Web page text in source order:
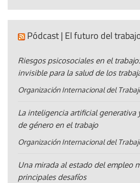
Pódcast | El futuro del
Riesgos psicosociales en el
invisible para la salud de los
Organización Internacional del
La inteligencia artificial generativa
de género en el trabajo
Organización Internacional del
Una mirada al estado del empleo
principales desafíos